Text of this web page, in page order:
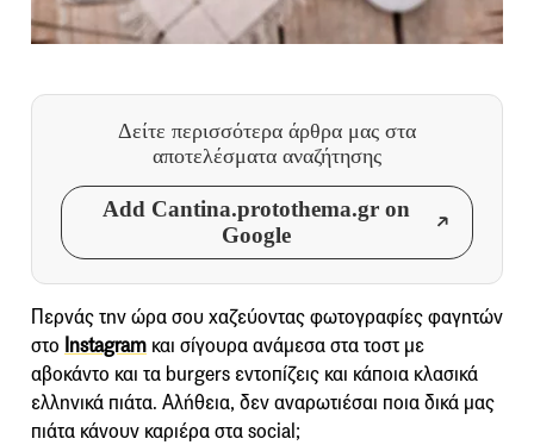
Δείτε περισσότερα άρθρα μας στα
αποτελέσματα αναζήτησης
Add Cantina.protothema.gr on
Google
Περνάς την ώρα σου χαζεύοντας φωτογραφίες φαγητών
στο Instagram και σίγουρα ανάμεσα στα τοστ με
αβοκάντο και τα burgers εντοπίζεις και κάποια κλασικά
ελληνικά πιάτα. Αλήθεια, δεν αναρωτιέσαι ποια δικά μας
πιάτα κάνουν καριέρα στα social;